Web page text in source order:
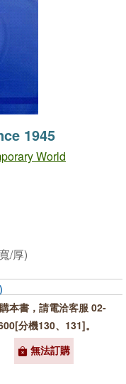
1945
World
/厚)
本書，請電洽客服 02-
分機130、131]。
無法訂購